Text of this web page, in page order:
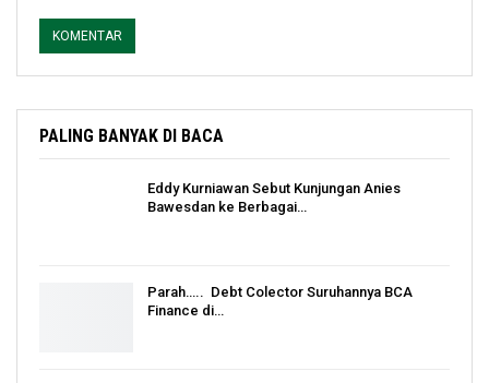
PALING BANYAK DI BACA
Eddy Kurniawan Sebut Kunjungan Anies
Bawesdan ke Berbagai…
Parah….. Debt Colector Suruhannya BCA
Finance di…